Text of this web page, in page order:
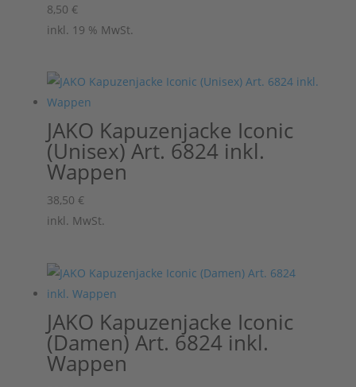
8,50 €
inkl. 19 % MwSt.
JAKO Kapuzenjacke Iconic
(Unisex) Art. 6824 inkl.
Wappen
38,50 €
inkl. MwSt.
JAKO Kapuzenjacke Iconic
(Damen) Art. 6824 inkl.
Wappen